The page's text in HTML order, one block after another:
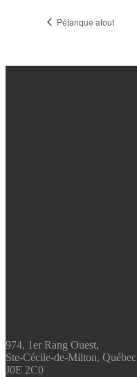
Pétanque atout
974, 1er Rang Ouest,
Ste-Cécile-de-Milton, Québec
J0E 2C0